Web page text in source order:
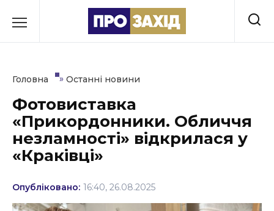
до
Культура
Освіта
Політика
Головна » Останні новини
Фотовиставка
«Прикордонники. Обличчя
незламності» відкрилася у
«Краківці»
Опубліковано: 16:40, 26.08.2025